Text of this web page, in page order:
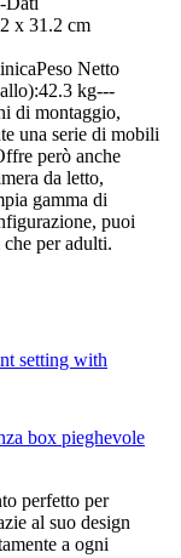
x 31.2 cm
Netto
kg---
di montaggio,
una serie di mobili
però anche
da letto,
gamma di
puoi
per adulti.
box pieghevole
perfetto per
al suo design
a ogni